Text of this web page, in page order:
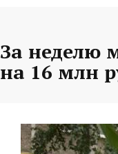
За неделю
на 16 млн